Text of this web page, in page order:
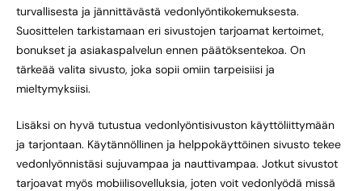
turvallisesta ja jännittävästä vedonlyöntikokemuksesta.
Suosittelen tarkistamaan eri sivustojen tarjoamat kertoimet,
bonukset ja asiakaspalvelun ennen päätöksentekoa. On
tärkeää valita sivusto, joka sopii omiin tarpeisiisi ja
mieltymyksiisi.
Lisäksi on hyvä tutustua vedonlyöntisivuston käyttöliittymään
ja tarjontaan. Käytännöllinen ja helppokäyttöinen sivusto tekee
vedonlyönnistäsi sujuvampaa ja nauttivampaa. Jotkut sivustot
tarjoavat myös mobiilisovelluksia, joten voit vedonlyödä missä